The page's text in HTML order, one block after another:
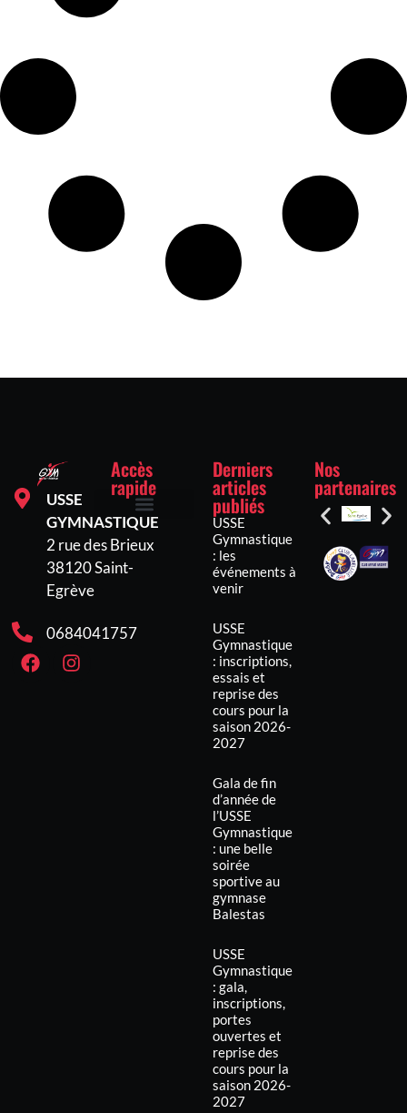
USSE
GYMNASTIQUE
2 rue des Brieux
38120 Saint-
Egrève
0684041757
Accès
rapide
Derniers
articles
publiés
USSE
Gymnastique
: les
événements à
venir
USSE
Gymnastique
: inscriptions,
essais et
reprise des
cours pour la
saison 2026-
2027
Gala de fin
d’année de
l’USSE
Gymnastique
: une belle
soirée
sportive au
gymnase
Balestas
USSE
Gymnastique
: gala,
inscriptions,
portes
ouvertes et
reprise des
cours pour la
saison 2026-
2027
Nos
partenaires